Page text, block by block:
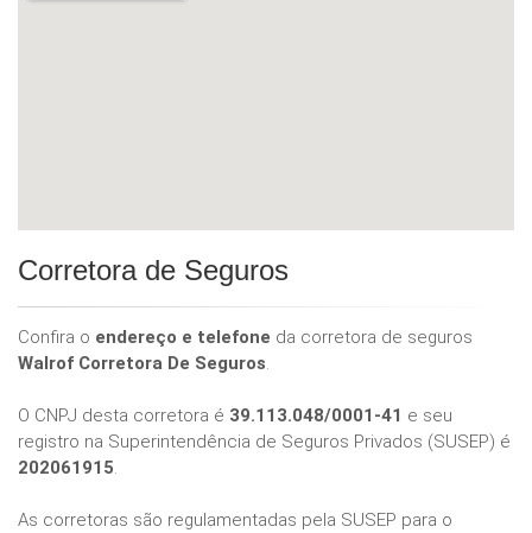
Corretora de Seguros
Confira o endereço e telefone da corretora de seguros
Walrof Corretora De Seguros.
O CNPJ desta corretora é 39.113.048/0001-41 e seu
registro na Superintendência de Seguros Privados (SUSEP) é
202061915.
As corretoras são regulamentadas pela SUSEP para o